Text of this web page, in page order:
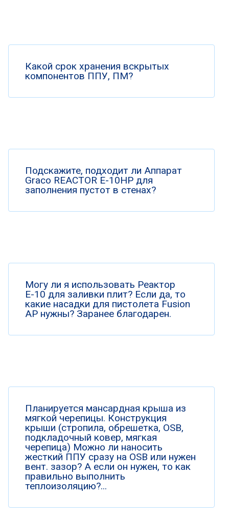
Какой срок хранения вскрытых
компонентов ППУ, ПМ?
Подскажите, подходит ли Аппарат
Graco REACTOR E-10HP для
заполнения пустот в стенах?
Могу ли я использовать Реактор
Е-10 для заливки плит? Если да, то
какие насадки для пистолета Fusion
AP нужны? Заранее благодарен.
Планируется мансардная крыша из
мягкой черепицы. Конструкция
крыши (стропила, обрешетка, OSB,
подкладочный ковер, мягкая
черепица) Можно ли наносить
жесткий ППУ сразу на OSB или нужен
вент. зазор? А если он нужен, то как
правильно выполнить
теплоизоляцию?...